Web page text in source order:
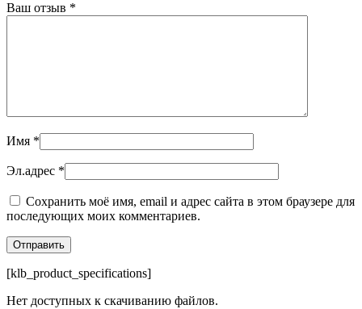
Ваш отзыв *
Имя *
Эл.адрес *
Сохранить моё имя, email и адрес сайта в этом браузере для
последующих моих комментариев.
[klb_product_specifications]
Нет доступных к скачиванию файлов.